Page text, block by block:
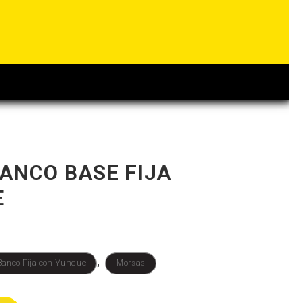
BASE FIJA
Fija con Yunque , Morsas